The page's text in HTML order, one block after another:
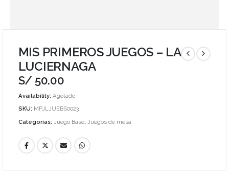
MIS PRIMEROS JUEGOS – LA
LUCIERNAGA
S/ 50.00
Availability: Agotado
SKU: MPJLJUEBS0023
Categorías: Juego Base, Juegos de mesa